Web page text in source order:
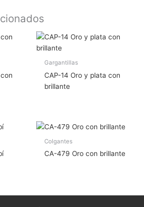
Gargantillas
CAP-14 Oro y plata con
brillante
Colgantes
CA-479 Oro con brillante